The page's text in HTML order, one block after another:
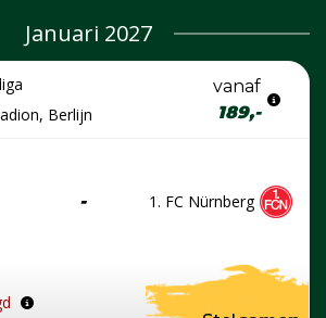
Januari 2027
Berlijn
vanaf
189,-
- 1. FC Nürnberg